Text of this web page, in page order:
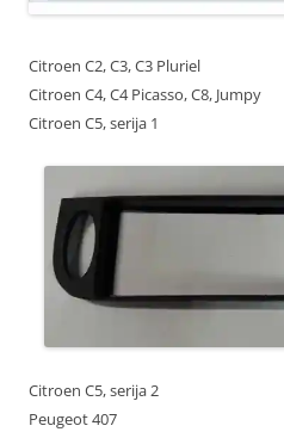
Citroen C2, C3, C3 Pluriel
Citroen C4, C4 Picasso, C8, Jumpy
Citroen C5, serija 1
Citroen C5, serija 2
Peugeot 407